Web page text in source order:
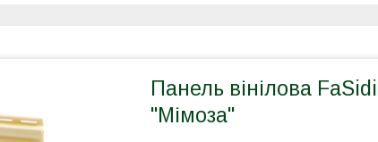
Панель вінілова
"Мімоза"